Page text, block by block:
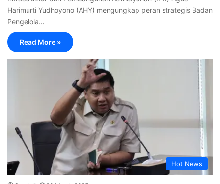
Harimurti Yudhoyono (AHY) mengungkap peran strategis Badan
Pengelola…
Read More »
Hot News